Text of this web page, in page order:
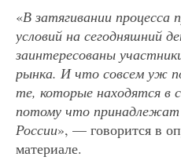
«В затягивании процесса
условий на сегодняшний
заинтересованы
рынка. И что совсем уж
те, которые находятся в
потому что принадлежат
России», — говорится в
материале.